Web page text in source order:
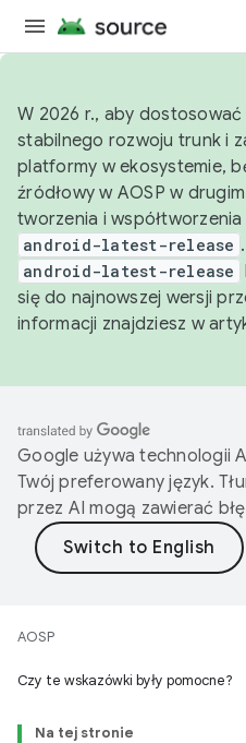
W 2026 r., aby
stabilnego rozwoju trunk i
platformy w ekosystemie,
źródłowy w AOSP w
tworzenia i współtworzenia
android-latest-release
android-latest-release
się do najnowszej wersji
informacji znajdziesz w
Google używa technologii
Twój preferowany język.
przez AI mogą zawierać
AOSP
Czy te wskazówki były pomocne?
Na tej stronie